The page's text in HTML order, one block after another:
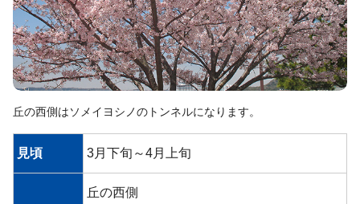
丘の西側はソメイヨシノのトンネルになります。
見頃 3月下旬～4月上旬
丘の西側